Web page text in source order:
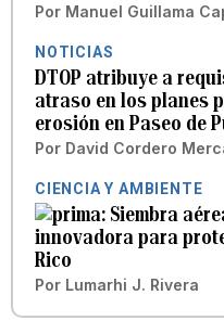
Por Manuel Guillama
NOTICIAS
DTOP atribuye a
atraso en los planes
erosión en Paseo de
Por David Cordero
CIENCIA Y AMBIENTE
Siembra
innovadora para
Rico
Por Lumarhi J. Rivera